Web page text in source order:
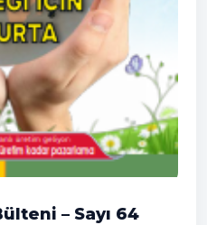
– Sayı 64